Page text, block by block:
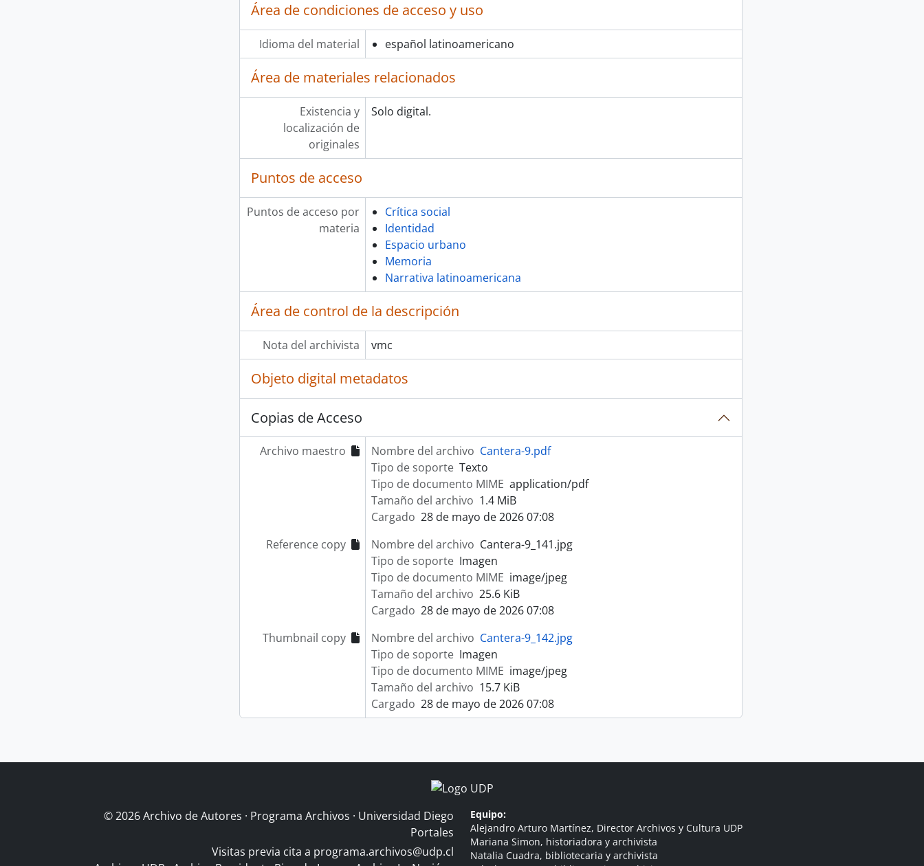
Área de condiciones de acceso y uso
Idioma del material español latinoamericano
Área de materiales relacionados
Existencia y
localización de
originales
Solo digital.
Puntos de acceso
Puntos de acceso por
materia
Crítica social
Identidad
Espacio urbano
Memoria
Narrativa latinoamericana
Área de control de la descripción
Nota del archivista vmc
Objeto digital metadatos
Copias de Acceso
Archivo maestro Nombre del archivo Cantera-9.pdf
Tipo de soporte Texto
Tipo de documento MIME application/pdf
Tamaño del archivo 1.4 MiB
Cargado 28 de mayo de 2026 07:08
Reference copy
Nombre del archivo Cantera-9_141.jpg
Tipo de soporte Imagen
Tipo de documento MIME image/jpeg
Tamaño del archivo 25.6 KiB
Cargado 28 de mayo de 2026 07:08
Thumbnail copy
Nombre del archivo Cantera-9_142.jpg
Tipo de soporte Imagen
Tipo de documento MIME image/jpeg
Tamaño del archivo 15.7 KiB
Cargado 28 de mayo de 2026 07:08
© 2026 Archivo de Autores · Programa Archivos · Universidad Diego
Portales
Visitas previa cita a programa.archivos@udp.cl
Equipo:
Alejandro Arturo Martínez, Director Archivos y Cultura UDP
Mariana Simon, historiadora y archivista
Natalia Cuadra, bibliotecaria y archivista